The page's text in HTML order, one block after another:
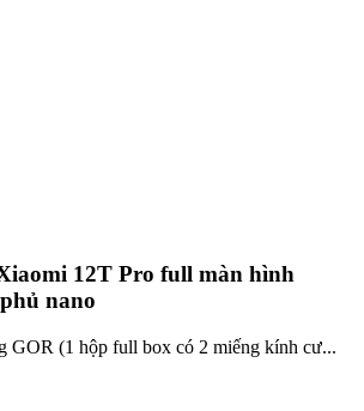
12T Pro full màn hình
nano
GOR (1 hộp full box có 2 miếng kính cư...